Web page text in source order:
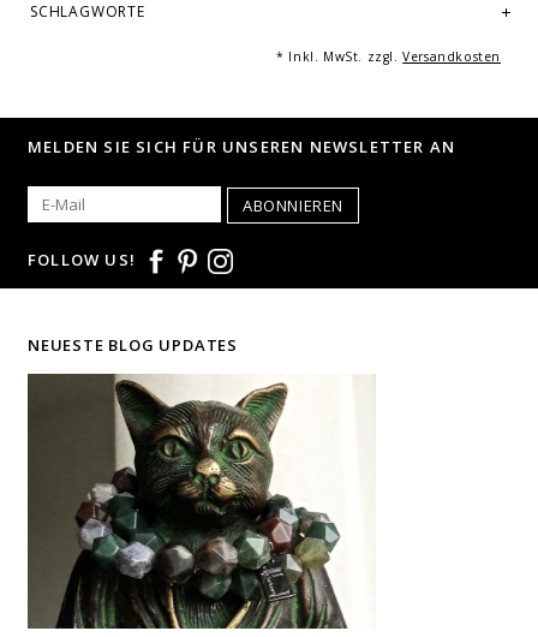
SCHLAGWORTE
* Inkl. MwSt. zzgl.Versandkosten
MELDEN SIE SICH FÜR UNSEREN NEWSLETTER AN
ABONNIEREN
FOLLOW US!
NEUESTE BLOG UPDATES